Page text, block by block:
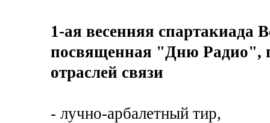
1-ая весенняя спартакиада
посвященная "Дню Радио",
отраслей связи
- лучно-арбалетный тир,